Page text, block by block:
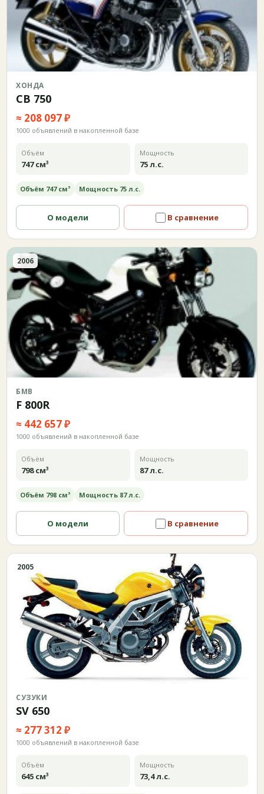
ХОНДА
CB 750
≈ 208 097 ₽
1000 объявлений в накопленной базе
Объём
747 см³
Мощность
75 л.с.
Объём 747 см³ Мощность 75 л.с.
О модели В сравнение
2006
БМВ
F 800R
≈ 442 657 ₽
1000 объявлений в накопленной базе
Объём
798 см³
Мощность
87 л.с.
Объём 798 см³ Мощность 87 л.с.
О модели В сравнение
2005
СУЗУКИ
SV 650
≈ 277 312 ₽
1000 объявлений в накопленной базе
Объём
645 см³
Мощность
73,4 л.с.